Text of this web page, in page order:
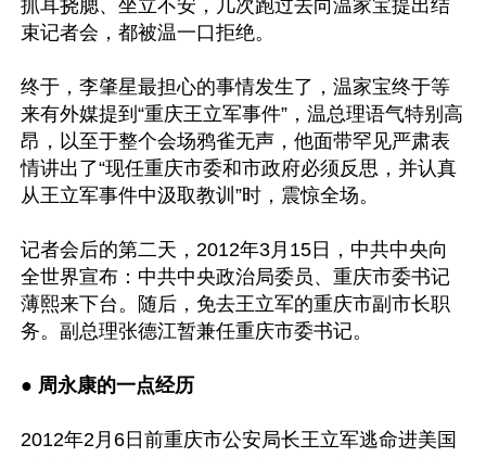
抓耳挠腮、坐立不安，几次跑过去向温家宝提出结
束记者会，都被温一口拒绝。
终于，李肇星最担心的事情发生了，温家宝终于等
来有外媒提到“重庆王立军事件”，温总理语气特别高
昂，以至于整个会场鸦雀无声，他面带罕见严肃表
情讲出了“现任重庆市委和市政府必须反思，并认真
从王立军事件中汲取教训”时，震惊全场。
记者会后的第二天，2012年3月15日，中共中央向
全世界宣布：中共中央政治局委员、重庆市委书记
薄熙来下台。随后，免去王立军的重庆市副市长职
务。副总理张德江暂兼任重庆市委书记。
● 周永康的一点经历
2012年2月6日前重庆市公安局长王立军逃命进美国